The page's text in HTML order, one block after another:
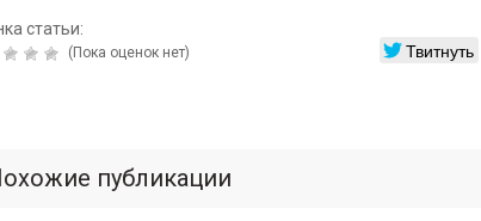
статьи:
(Пока оценок нет) Твитнуть
публикации